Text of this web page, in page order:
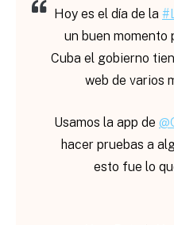
Hoy es el día de la
un buen momento
Cuba el gobierno
web de varios
Usamos la app de
hacer pruebas a
esto fue lo